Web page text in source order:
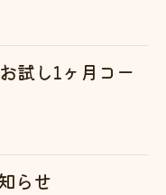
試し1ヶ月コー
らせ